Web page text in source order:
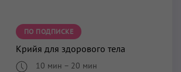
ПО ПОДПИСКЕ
Крийя для здорового тела
10 мин – 20 мин